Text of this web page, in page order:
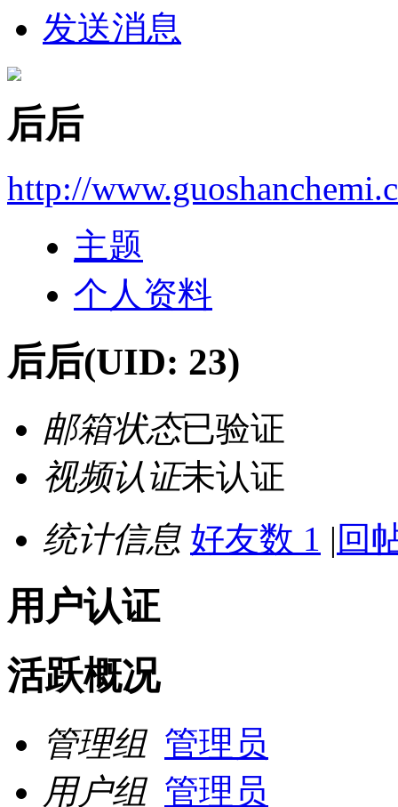
发送消息
后后
http://
主题
个人资料
后后(UID: 23)
邮箱状态已验证
视频认证未认证
统计信息 好友数 1 | 回
用户认证
活跃概况
管理组 管理员
用户组 管理员